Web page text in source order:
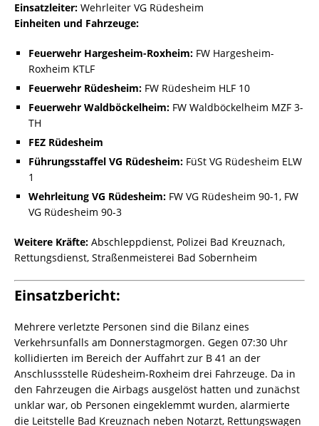
Einsatzleiter: Wehrleiter VG Rüdesheim
Einheiten und Fahrzeuge:
Feuerwehr Hargesheim-Roxheim: FW Hargesheim-
Roxheim KTLF
Feuerwehr Rüdesheim: FW Rüdesheim HLF 10
Feuerwehr Waldböckelheim: FW Waldböckelheim MZF 3-
TH
FEZ Rüdesheim
Führungsstaffel VG Rüdesheim: FüSt VG Rüdesheim ELW
1
Wehrleitung VG Rüdesheim: FW VG Rüdesheim 90-1, FW
VG Rüdesheim 90-3
Weitere Kräfte: Abschleppdienst, Polizei Bad Kreuznach,
Rettungsdienst, Straßenmeisterei Bad Sobernheim
Einsatzbericht:
Mehrere verletzte Personen sind die Bilanz eines
Verkehrsunfalls am Donnerstagmorgen. Gegen 07:30 Uhr
kollidierten im Bereich der Auffahrt zur B 41 an der
Anschlussstelle Rüdesheim-Roxheim drei Fahrzeuge. Da in
den Fahrzeugen die Airbags ausgelöst hatten und zunächst
unklar war, ob Personen eingeklemmt wurden, alarmierte
die Leitstelle Bad Kreuznach neben Notarzt, Rettungswagen